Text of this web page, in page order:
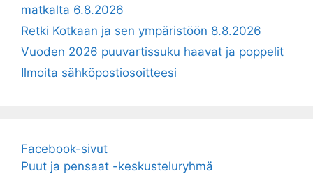
matkalta 6.8.2026
Retki Kotkaan ja sen ympäristöön 8.8.2026
Vuoden 2026 puuvartissuku haavat ja poppelit
Ilmoita sähköpostiosoitteesi
Facebook-sivut
Puut ja pensaat -keskusteluryhmä